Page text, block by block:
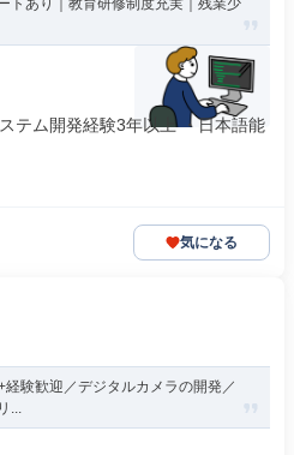
トあり｜教育研修制度充実｜残業少
テム開発経験3年以上 ・日本語能
気になる
験歓迎／デジタルカメラの開発／
...